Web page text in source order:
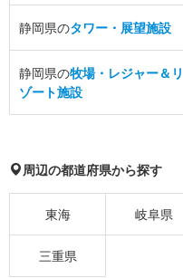
静岡県のタワー・展望施設
静岡県の牧場・レジャー＆リ
ゾート施設
周辺の都道府県から探す
東海 岐阜県
三重県